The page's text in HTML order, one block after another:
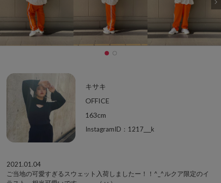
キサキ
OFFICE
163cm
InstagramID：1217___k
2021.01.04
ご当地の可愛すぎるスウェット入荷しましたー！！^_^ルクア限定のイ